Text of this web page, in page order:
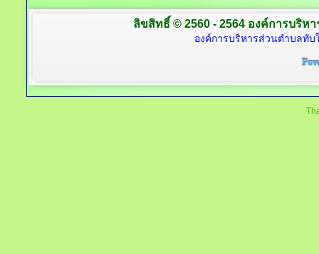
ลิขสิทธิ์ © 2560 - 2564 องค์การบริห
องค์การบริหารส่วนตำบลทับ